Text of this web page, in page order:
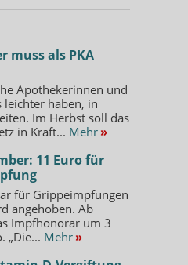
muss als PKA
Apothekerinnen und
leichter haben, in
Im Herbst soll das
in Kraft... Mehr »
11 Euro für
für Grippeimpfungen
angehoben. Ab
Impfhonorar um 3
„Die... Mehr »